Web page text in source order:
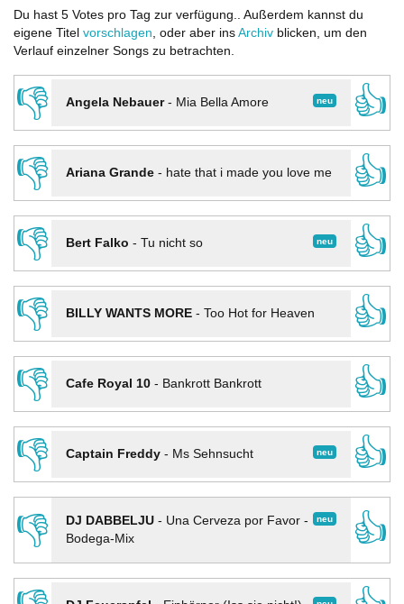
Du hast 5 Votes pro Tag zur verfügung.. Außerdem kannst du
eigene Titel vorschlagen, oder aber ins Archiv blicken, um den
Verlauf einzelner Songs zu betrachten.
👎 neu
Angela Nebauer- Mia Bella Amore
👍
👎
Ariana Grande- hate that i made you love me
👍
👎
neu
Bert Falko - Tu nicht so
👍
👎
BILLY WANTS MORE- Too Hot for Heaven
👍
👎
Cafe Royal 10- Bankrott Bankrott
👍
👎
neu
Captain Freddy- Ms Sehnsucht
👍
👎
neu
DJ DABBELJU- Una Cerveza por Favor -
Bodega-Mix
👍